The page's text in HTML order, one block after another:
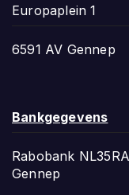
Europaplein 1
6591 AV Gennep
Bankgegevens
Rabobank
Gennep